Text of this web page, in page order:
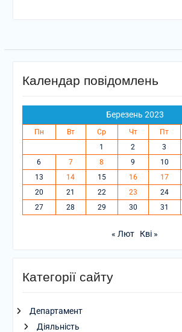
Календар повідомлень
Березень 2023
Пн Вт Ср Чт Пт
1
2 3
6
7 8 9 10
13
14 15 16 17
20
21 22 23 24
27
28 29 30 31
« Лют Кві »
Категорії сайту
Департамент
Діяльність